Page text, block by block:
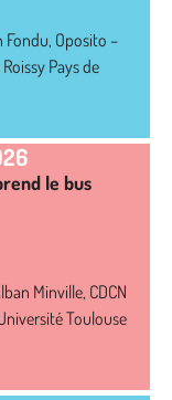
Fondu, Oposito –
Pays de
le bus
Minville, CDCN
Toulouse